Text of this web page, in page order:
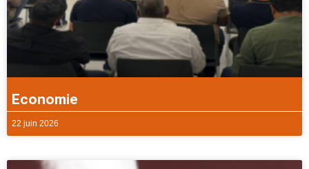
Economie
22 juin 2026